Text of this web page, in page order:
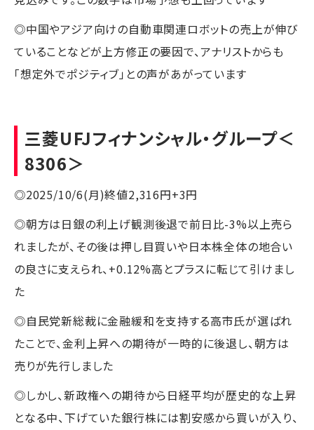
◎中国やアジア向けの自動車関連ロボットの売上が伸び
ていることなどが上方修正の要因で、アナリストからも
「想定外でポジティブ」との声があがっています
三菱UFJフィナンシャル・グループ＜
8306＞
◎2025/10/6(月)終値2,316円+3円
◎朝方は日銀の利上げ観測後退で前日比-3%以上売ら
れましたが、その後は押し目買いや日本株全体の地合い
の良さに支えられ、+0.12%高とプラスに転じて引けまし
た
◎自民党新総裁に金融緩和を支持する高市氏が選ばれ
たことで、金利上昇への期待が一時的に後退し、朝方は
売りが先行しました
◎しかし、新政権への期待から日経平均が歴史的な上昇
となる中、下げていた銀行株には割安感から買いが入り、